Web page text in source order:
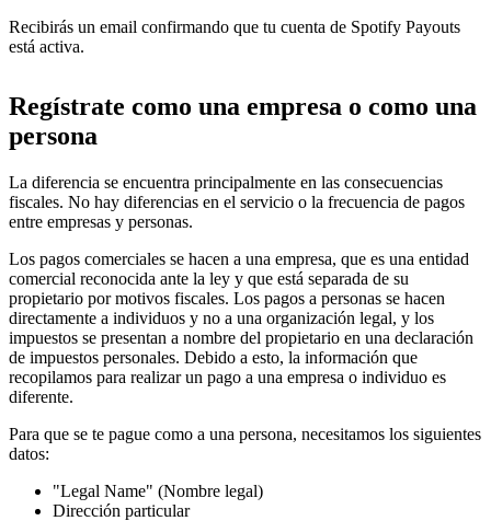
Recibirás un email confirmando que tu cuenta de Spotify Payouts
está activa.
Regístrate como una empresa o como una
persona
La diferencia se encuentra principalmente en las consecuencias
fiscales. No hay diferencias en el servicio o la frecuencia de pagos
entre empresas y personas.
Los pagos comerciales se hacen a una empresa, que es una entidad
comercial reconocida ante la ley y que está separada de su
propietario por motivos fiscales. Los pagos a personas se hacen
directamente a individuos y no a una organización legal, y los
impuestos se presentan a nombre del propietario en una declaración
de impuestos personales. Debido a esto, la información que
recopilamos para realizar un pago a una empresa o individuo es
diferente.
Para que se te pague como a una persona, necesitamos los siguientes
datos:
"Legal Name" (Nombre legal)
Dirección particular